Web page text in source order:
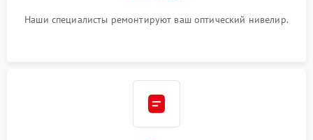
Наши специалисты ремонтируют ваш оптический нивелир.